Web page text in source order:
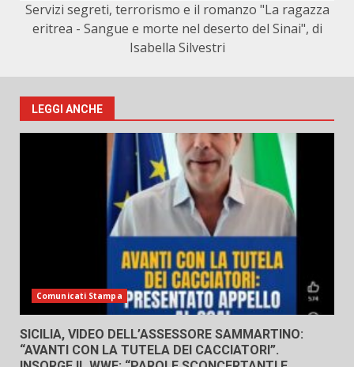
Servizi segreti, terrorismo e il romanzo "La ragazza
eritrea - Sangue e morte nel deserto del Sinai", di
Isabella Silvestri
LEGGI ANCHE
Comunicati Stampa
SICILIA, VIDEO DELL’ASSESSORE SAMMARTINO:
“AVANTI CON LA TUTELA DEI CACCIATORI”.